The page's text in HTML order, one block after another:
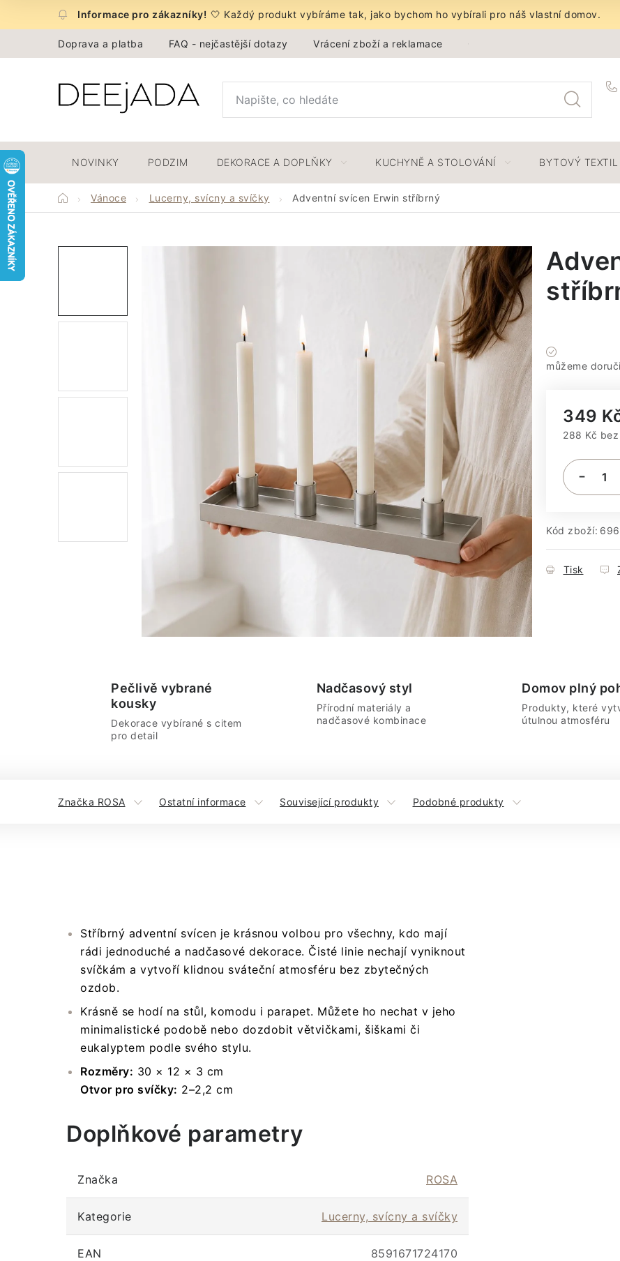
🤍 Každý produkt vybíráme tak, jako bychom ho vybírali pro náš vlastní domov.
Doprava a platba FAQ - nejčastější dotazy Vrácení zboží a reklamace
NOVINKY PODZIM DEKORACE A DOPLŇKY KUCHYNĚ A STOLOVÁNÍ BYTOVÝ TEXTIL
DomůVánoce Lucerny, svícny a svíčky Adventní svícen Erwin stříbrný
349
288 Kč bez
Kód zboží:
Tisk
Pečlivě vybrané
kousky
Dekorace vybírané s citem
pro detail
Nadčasový styl
Přírodní materiály a
nadčasové kombinace
Domov plný
Produkty, které
útulnou atmosféru
Značka ROSA Ostatní informace Související produkty Podobné produkty
Stříbrný adventní svícen je krásnou volbou pro všechny, kdo mají
rádi jednoduché a nadčasové dekorace. Čisté linie nechají vyniknout
svíčkám a vytvoří klidnou sváteční atmosféru bez zbytečných
ozdob.
Krásně se hodí na stůl, komodu i parapet. Můžete ho nechat v jeho
minimalistické podobě nebo dozdobit větvičkami, šiškami či
eukalyptem podle svého stylu.
Rozměry: 30 × 12 × 3 cm
Otvor pro svíčky: 2–2,2 cm
Doplňkové parametry
Značka ROSA
Kategorie Lucerny, svícny a svíčky
EAN 8591671724170